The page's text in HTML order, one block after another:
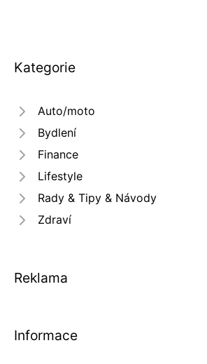
Kategorie
Auto/moto
Bydlení
Finance
Lifestyle
Rady & Tipy & Návody
Zdraví
Reklama
Informace